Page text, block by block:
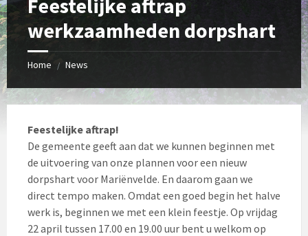
werkzaamheden dorpshart
Home / News
Feestelijke aftrap!
De gemeente geeft aan dat we kunnen beginnen met
de uitvoering van onze plannen voor een nieuw
dorpshart voor Mariënvelde. En daarom gaan we
direct tempo maken. Omdat een goed begin het halve
werk is, beginnen we met een klein feestje. Op vrijdag
22 april tussen 17.00 en 19.00 uur bent u welkom op